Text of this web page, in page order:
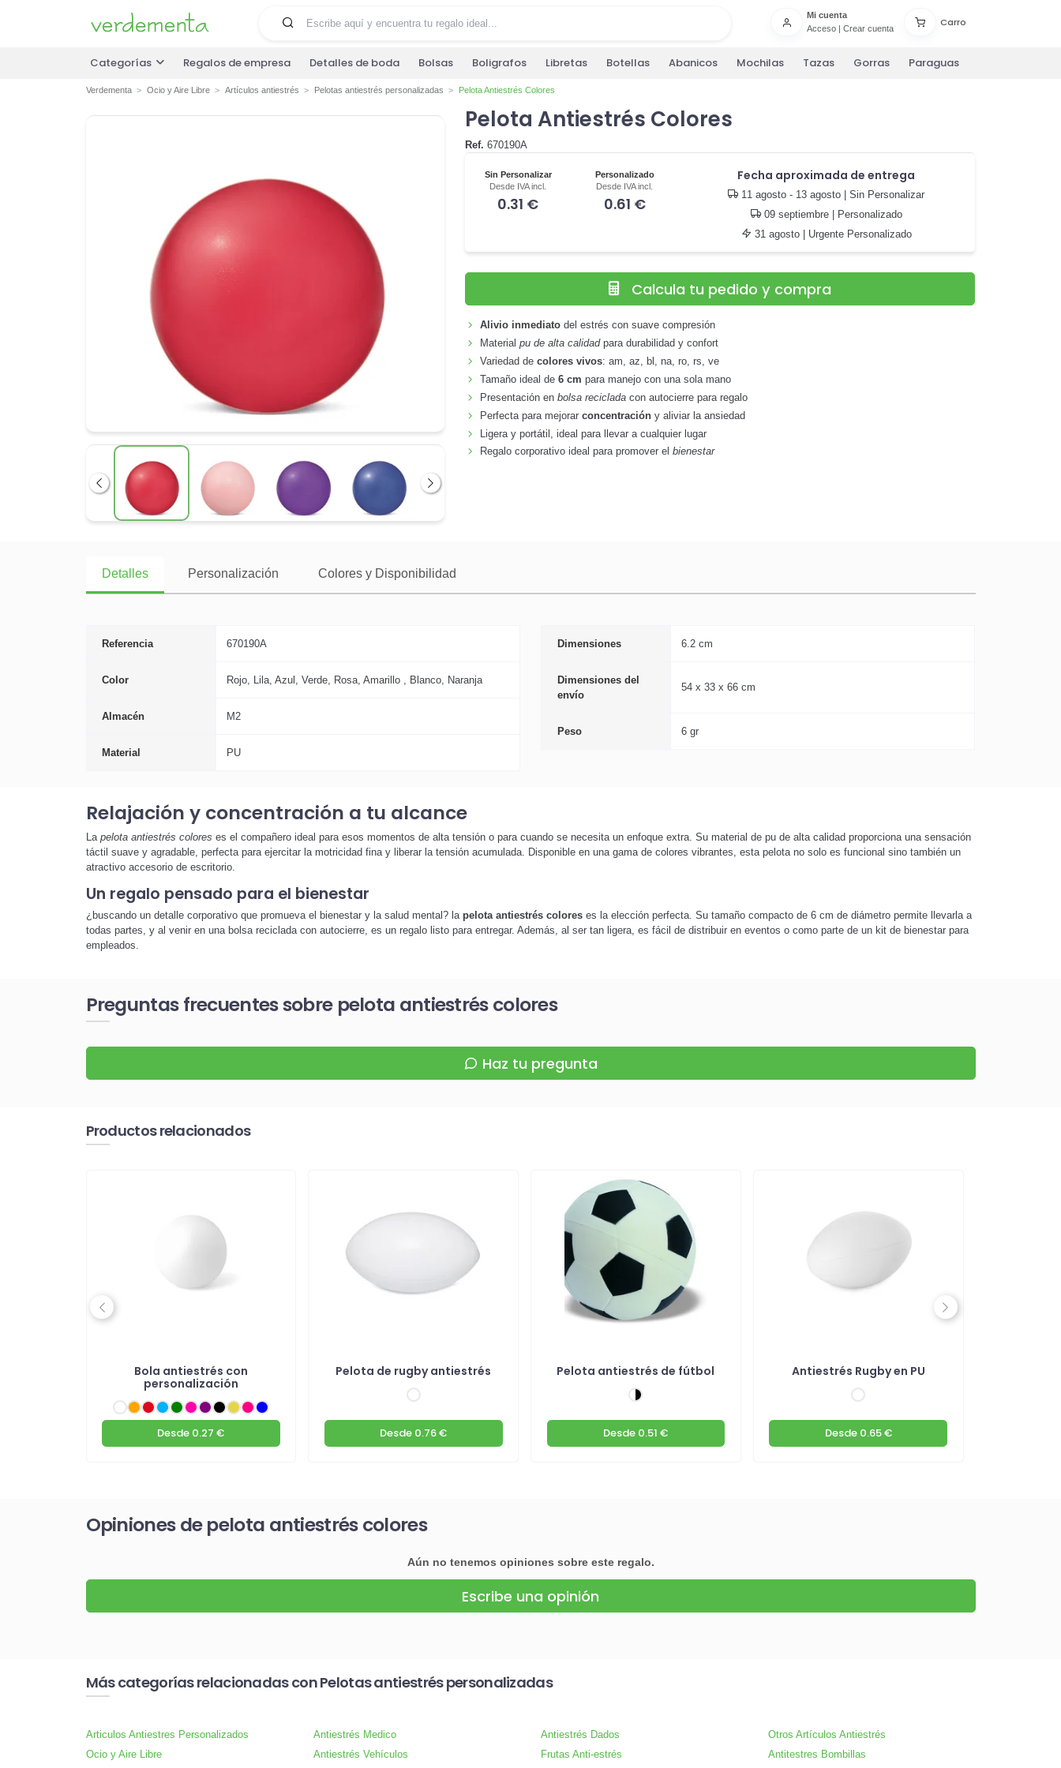
Mi cuenta
Acceso| Crear cuenta
Carro
Categorías Regalos de empresa Detalles de boda Bolsas Boligrafos Libretas Botellas Abanicos Mochilas Tazas Gorras Paraguas
Verdementa Ocio y Aire Libre Artículos antiestrés Pelotas antiestrés personalizadas Pelota Antiestrés Colores
Anterior Siguiente
Pelota Antiestrés Colores
Ref. 670190A
Sin Personalizar
Desde IVA incl.
0.31 €
Personalizado
Desde IVA incl.
0.61 €
Fecha aproximada de entrega
11 agosto - 13 agosto | Sin Personalizar
09 septiembre| Personalizado
31 agosto| Urgente Personalizado
Calcula tu pedido y compra
Alivio inmediato del estrés con suave compresión
Materialpu de alta calidadpara durabilidad y confort
Variedad decolores vivos: am, az, bl, na, ro, rs, ve
Tamaño ideal de6 cm para manejo con una sola mano
Presentación enbolsa reciclada con autocierre para regalo
Perfecta para mejorarconcentración y aliviar la ansiedad
Ligera y portátil, ideal para llevar a cualquier lugar
Regalo corporativo ideal para promover elbienestar
Detalles Personalización Colores y Disponibilidad
Referencia 670190A
Color Rojo, Lila, Azul, Verde, Rosa, Amarillo , Blanco, Naranja
Almacén M2
Material PU
Dimensiones 6.2 cm
Dimensiones del
envío
54 x 33 x 66 cm
Peso 6 gr
Relajación y concentración a tu alcance
La pelota antiestrés colores es el compañero ideal para esos momentos de alta tensión o para cuando se necesita un enfoque extra. Su material de pu de alta calidad proporciona una sensación
táctil suave y agradable, perfecta para ejercitar la motricidad fina y liberar la tensión acumulada. Disponible en una gama de colores vibrantes, esta pelota no solo es funcional sino también un
atractivo accesorio de escritorio.
Un regalo pensado para el bienestar
¿buscando un detalle corporativo que promueva el bienestar y la salud mental? la pelota antiestrés coloreses la elección perfecta. Su tamaño compacto de 6 cm de diámetro permite llevarla a
todas partes, y al venir en una bolsa reciclada con autocierre, es un regalo listo para entregar. Además, al ser tan ligera, es fácil de distribuir en eventos o como parte de un kit de bienestar para
empleados.
Preguntas frecuentes sobre pelota antiestrés colores
Haz tu pregunta
Productos relacionados
Bola antiestrés con
personalización
Desde 0.27 €
Pelota de rugby antiestrés
Desde 0.76 €
Pelota antiestrés de fútbol
Desde 0.51 €
Antiestrés Rugby en PU
Desde0.65 €
Previous Next
Opiniones de pelota antiestrés colores
Aún no tenemos opiniones sobre este regalo.
Escribe una opinión
Más categorías relacionadas con Pelotas antiestrés personalizadas
Articulos Antiestres Personalizados Antiestrés Medico Antiestrés Dados
Otros Artículos Antiestrés
Ocio y Aire Libre
Antiestrés Vehículos Frutas Anti-estrés Antitestres Bombillas